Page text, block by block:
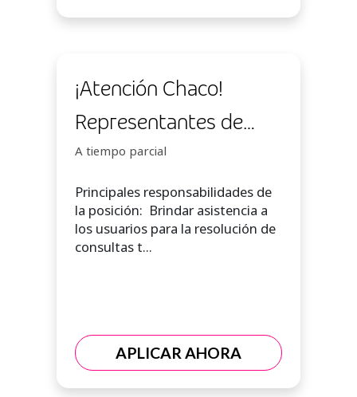
¡Atención Chaco!
Representantes de
Atención Telefónica
A tiempo parcial
Principales responsabilidades de
la posición: Brindar asistencia a
los usuarios para la resolución de
consultas t...
APLICAR AHORA